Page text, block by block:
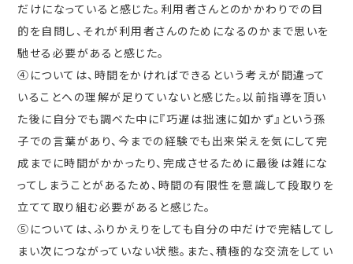
だけになっていると感じた。利用者さんとのかかわりでの目
的を自問し、それが利用者さんのためになるのかまで思いを
馳せる必要があると感じた。
④については、時間をかければできるという考えが間違って
いることへの理解が足りていないと感じた。以前指導を頂い
た後に自分でも調べた中に『巧遅は拙速に如かず』という孫
子での言葉があり、今までの経験でも出来栄えを気にして完
成までに時間がかかったり、完成させるために最後は雑にな
ってしまうことがあるため、時間の有限性を意識して段取りを
立てて取り組む必要があると感じた。
⑤については、ふりかえりをしても自分の中だけで完結してし
まい次につながっていない状態。また、積極的な交流をしてい